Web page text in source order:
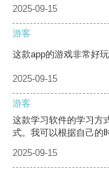
2025-09-15
游客
这款app的游戏非常好
2025-09-15
游客
这款学习软件的学习方
式。我可以根据自己的
2025-09-15